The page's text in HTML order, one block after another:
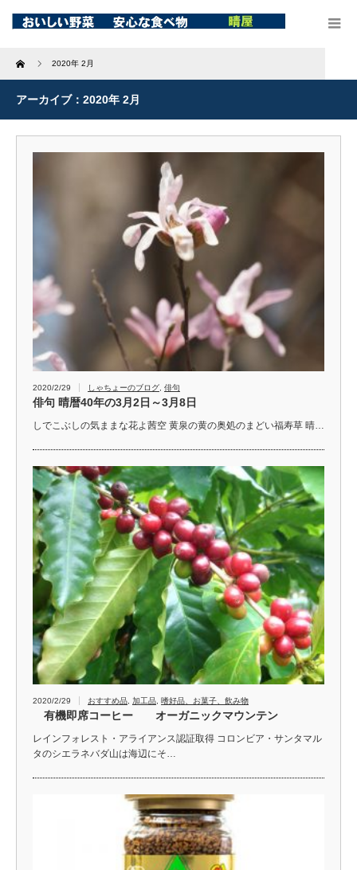
Home 2020年 2月
アーカイブ：2020年 2月
2020/2/29 しゃちょーのブログ 俳句
俳句 晴暦40年の3月2日～3月8日
しでこぶしの気ままな花よ茜空 黄泉の黄の奥処のまどい福寿草 晴…
2020/2/29 おすすめ品 加工品 嗜好品、お菓子、飲み物
有機即席コーヒー オーガニックマウンテン
レインフォレスト・アライアンス認証取得 コロンビア・サンタマル
タのシエラネバダ山は海辺にそ…